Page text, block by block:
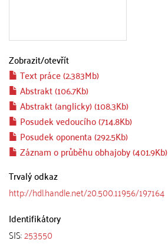
Zobrazit/otevřít
Text práce (2.383Mb)
Abstrakt (106.7Kb)
Abstrakt (anglicky) (108.3Kb)
Posudek vedoucího (714.8Kb)
Posudek oponenta (292.5Kb)
Záznam o průběhu obhajoby (401.9Kb)
Trvalý odkaz
http://hdl.handle.net/20.500.11956/197164
Identifikátory
SIS:253550